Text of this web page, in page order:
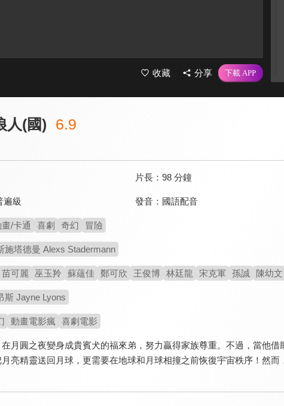
收藏 分享
人(國) 6.9
片長： 98 分鐘
遍級 發音： 國語配音
/卡通 喜劇 奇幻 冒險
施塔德曼 Alexs Stadermann
苗可麗 巫玉羚 蘇蘊佳 鄭可欣 王俊博 林廷龍 宋克軍 孫誠 陳幼文
斯 Jayne Lyons
動畫電影瘋 喜劇電影
月圓之夜變身成貴賓犬的福來弟，努力贏得家族尊重。不過，當他
亮精靈送回月球，更需要在地球和月球相撞之前恢復宇宙秩序！然